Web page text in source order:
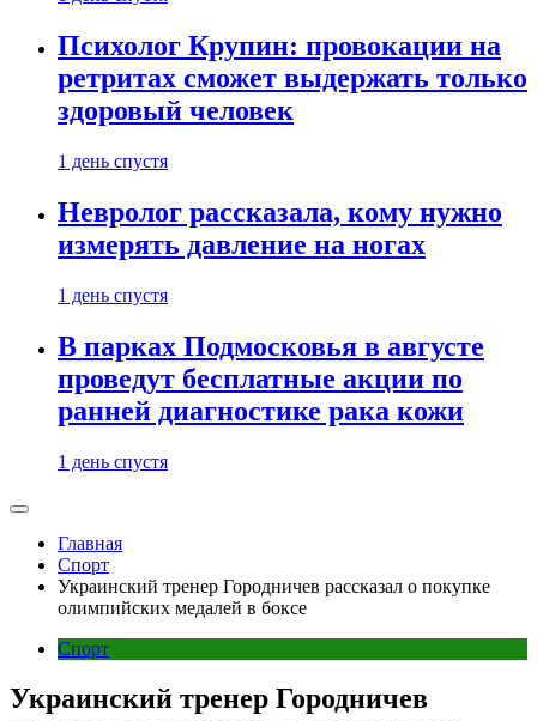
Психолог Крупин: провокации на
ретритах сможет выдержать только
здоровый человек
1 день спустя
Невролог рассказала, кому нужно
измерять давление на ногах
1 день спустя
В парках Подмосковья в августе
проведут бесплатные акции по
ранней диагностике рака кожи
1 день спустя
Главная
Спорт
Украинский тренер Городничев рассказал о покупке
олимпийских медалей в боксе
Спорт
Украинский тренер Городничев